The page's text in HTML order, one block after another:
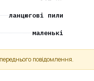
ланцюгові пили
маленькі
повідомлення.